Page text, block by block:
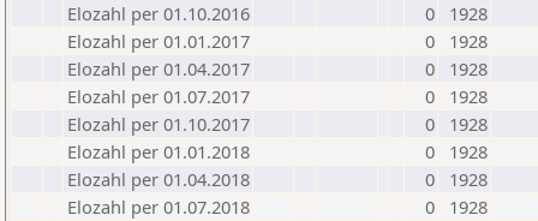
Elozahl per 01.10.2016
0
1928
Elozahl per 01.01.2017
0
1928
Elozahl per 01.04.2017
0
1928
Elozahl per 01.07.2017
0
1928
Elozahl per 01.10.2017
0
1928
Elozahl per 01.01.2018
0
1928
Elozahl per 01.04.2018
0
1928
Elozahl per 01.07.2018
0
1928